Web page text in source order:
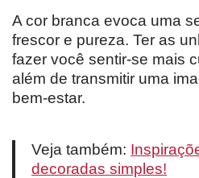
A cor branca evoca uma
frescor e pureza. Ter as
fazer você sentir-se mais
além de transmitir uma
bem-estar.
Veja também:
decoradas simples!